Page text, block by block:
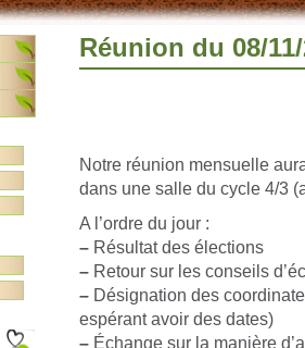
Réunion du 08/
Notre réunion mensuelle
dans une salle du cycle 4/3
A l’ordre du jour :
– Résultat des élections
– Retour sur les conseils
– Désignation des
espérant avoir des dates)
– Échange sur la manière